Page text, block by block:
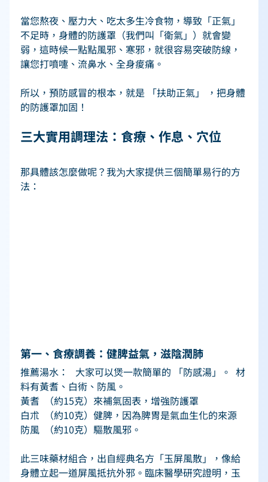
當您熬夜、壓力大、吃太多生冷食物，導致「正氣」
不足時，身體的防護罩（我們叫「衛氣」）就會變
弱，這時候一點點風邪、寒邪，就很容易突破防線，
讓您打噴嚏、流鼻水、全身痠痛。
所以，預防感冒的根本，就是 「扶助正氣」 ，把身體
的防護罩加固！
三大實用調理法：食療、作息、穴位
那具體該怎麼做呢？我为大家提供三個簡單易行的方
法：
第一、食療調養：健脾益氣，滋陰潤肺
推薦湯水：   大家可以煲一款簡單的 「防感湯」。  材
料有黃耆、白術、防風。
黃耆  （約15克）來補氣固表，增強防護罩
白朮  （約10克）健脾，因為脾胃是氣血生化的來源
防風  （約10克）驅散風邪。
此三味藥材組合，出自經典名方「玉屏風散」，像給
身體立起一道屏風抵抗外邪。臨床醫學研究證明，玉